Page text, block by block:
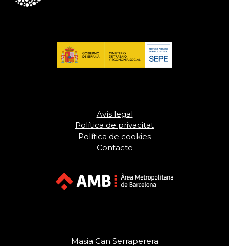
Avís legal
Política de privacitat
Política de cookies
Contacte
Masia Can Serraperera